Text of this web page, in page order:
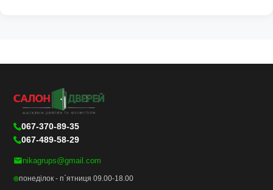
067-370-89-35
067-489-58-29
nikagrups@gmail.com
понеділок - п`ятниця 09.00-18.00